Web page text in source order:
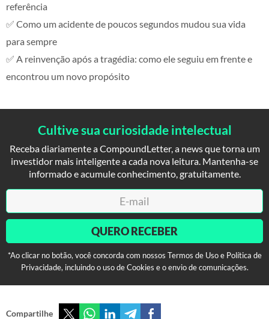
referência
✅ Como um acidente de poucos segundos mudou sua vida
para sempre
✅ A reinvenção após a tragédia: como ele seguiu em frente e
encontrou um novo propósito
Cultive sua curiosidade intelectual
Receba diariamente a CompoundLetter, a news que torna um
investidor mais inteligente a cada nova leitura. Mantenha-se
informado e acumule conhecimento, gratuitamente.
QUERO RECEBER
*Ao clicar no botão, você concorda com nossos Termos de Uso e Política de
Privacidade, incluindo o uso de Cookies e o envio de comunicações.
Compartilhe